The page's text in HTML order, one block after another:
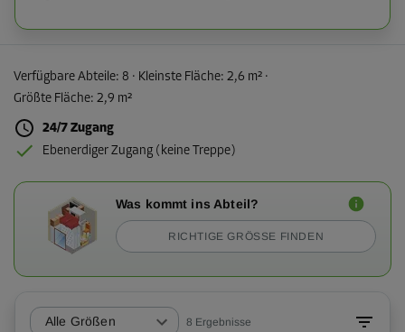
Verfügbare Abteile: 8 · Kleinste Fläche: 2,6 m² ·
Größte Fläche: 2,9 m²
24/7 Zugang
Ebenerdiger Zugang (keine Treppe)
Was kommt ins Abteil?
RICHTIGE GRÖSSE FINDEN
Alle Größen 8 Ergebnisse